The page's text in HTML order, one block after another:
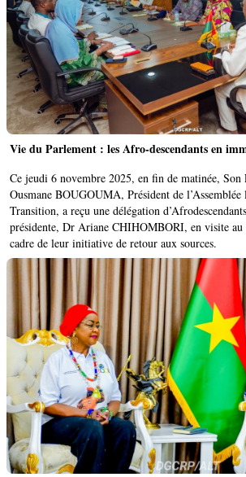
Vie du Parlement : les Afro-descendants en
Ce jeudi 6 novembre 2025, en fin de matinée,
Ousmane BOUGOUMA, Président de
Transition, a reçu une délégation
présidente, Dr Ariane CHIHOMBORI, en visite au
cadre de leur initiative de retour aux sources.